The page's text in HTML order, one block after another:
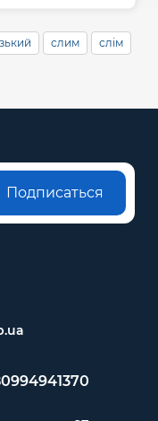
слим слім
Подписаться